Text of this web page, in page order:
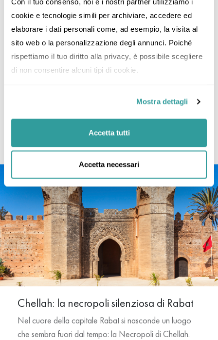
cookie e tecnologie simili per archiviare, accedere ed
elaborare i dati personali come, ad esempio, la visita al
sito web o la personalizzazione degli annunci. Poiché
rispettiamo il tuo diritto alla privacy, è possibile scegliere
di non consentire alcuni tipi di cookie.
Mostra dettagli
Accetta tutti
Accetta necessari
Fondata dai Fenici e poi ampliata dai Romani, conserva
resti di terme, templi e vasche per la salatura del pesce.
Ma Lixus non è solo storia: la leggenda racconta che
qui si trovasse ilGiardino delle Esperidi, dove Ercole
compì una delle sue fatiche rubando le mele d’oro.
Visitandolo al tramonto, si comprende come mito e
realtà convivano da secoli in questo luogo incantato.
Chellah: la necropoli silenziosa di Rabat
Nel cuore della capitale Rabat si nasconde un luogo
che sembra fuori dal tempo: la Necropoli di Chellah.